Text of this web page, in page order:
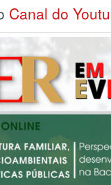
Canal do